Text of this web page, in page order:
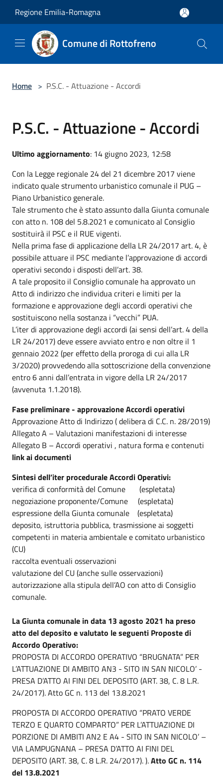
Regione Emilia-Romagna
Comune di Rottofreno
Home > P.S.C. - Attuazione - Accordi
P.S.C. - Attuazione - Accordi
Ultimo aggiornamento: 14 giugno 2023, 12:58
Con la Legge regionale 24 del 21 dicembre 2017 viene
indicato quale strumento urbanistico comunale il PUG –
Piano Urbanistico generale.
Tale strumento che è stato assunto dalla Giunta comunale
con atto n. 108 del 5.8.2021 e comunicato al Consiglio
sostituirà il PSC e il RUE vigenti.
Nella prima fase di applicazione della LR 24/2017 art. 4, è
possibile attuare il PSC mediante l’approvazione di accordi
operativi secondo i disposti dell’art. 38.
A tale proposito il Consiglio comunale ha approvato un
Atto di indirizzo che individua criteri e limiti per la
formazione e approvazione degli accordi operativi che
sostituiscono nella sostanza i “vecchi” PUA.
L’iter di approvazione degli accordi (ai sensi dell’art. 4 della
LR 24/2017) deve essere avviato entro e non oltre il 1
gennaio 2022 (per effetto della proroga di cui alla LR
3/2020) provvedendo alla sottoscrizione della convenzione
entro 6 anni dall’entrata in vigore della LR 24/2017
(avvenuta 1.1.2018).
Fase preliminare - approvazione Accordi operativi
Approvazione Atto di Indirizzo ( delibera di C.C. n. 28/2019)
Allegato A – Valutazioni manifestazioni di interesse
Allegato B – Accordi operativi , natura forma e contenuti
link ai documenti
Sintesi dell’iter procedurale Accordi Operativi:
verifica di conformità del Comune (espletata)
negoziazione proponente/Comune (espletata)
espressione della Giunta comunale (espletata)
deposito, istruttoria pubblica, trasmissione ai soggetti
competenti in materia ambientale e comitato urbanistico
(CU)
raccolta eventuali osservazioni
valutazione del CU (anche sulle osservazioni)
autorizzazione alla stipula dell’AO con atto di Consiglio
comunale.
La Giunta comunale in data 13 agosto 2021 ha preso
atto del deposito e valutato le seguenti Proposte di
Accordo Operativo:
PROPOSTA DI ACCORDO OPERATIVO “BRUGNATA” PER
L’ATTUAZIONE DI AMBITO AN3 - SITO IN SAN NICOLO’ -
PRESA D’ATTO AI FINI DEL DEPOSITO (ART. 38, C. 8 L.R.
24/2017). Atto GC n. 113 del 13.8.2021
PROPOSTA DI ACCORDO OPERATIVO “PRATO VERDE
TERZO E QUARTO COMPARTO” PER L’ATTUAZIONE DI
PORZIONE DI AMBITI AN2 E A4 - SITO IN SAN NICOLO’ –
VIA LAMPUGNANA – PRESA D’ATTO AI FINI DEL
DEPOSITO (ART. 38, C. 8 L.R. 24/2017). ).Atto GC n. 114
del 13.8.2021